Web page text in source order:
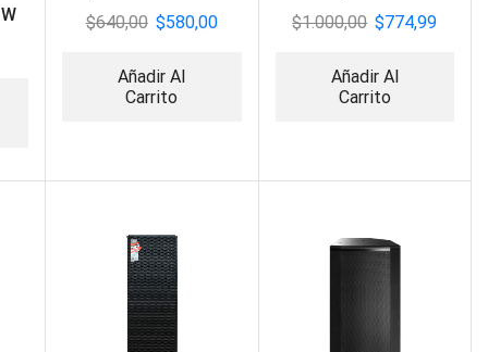
2000W
$640,00 $580,00
Añadir Al
Carrito
Profesional Activo
$1.000,00 $774,99
Añadir Al
Carrito